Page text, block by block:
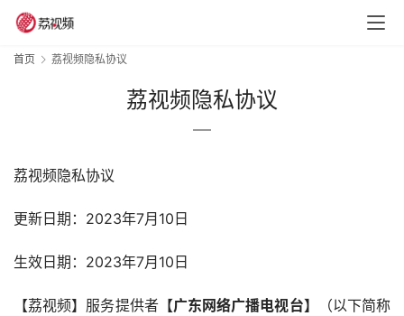
首页 荔视频隐私协议
荔视频隐私协议
荔视频隐私协议
更新日期：2023年7月10日
生效日期：2023年7月10日
【荔视频】服务提供者【广东网络广播电视台】
（以下简称